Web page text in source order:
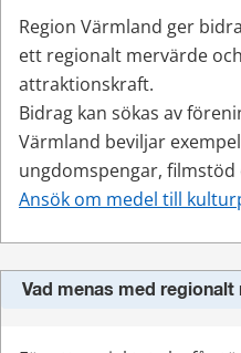
Region Värmland ger
ett regionalt mervärde
attraktionskraft.
Bidrag kan sökas av
Värmland beviljar
ungdomspengar,
Ansök om medel till
Vad menas med regionalt